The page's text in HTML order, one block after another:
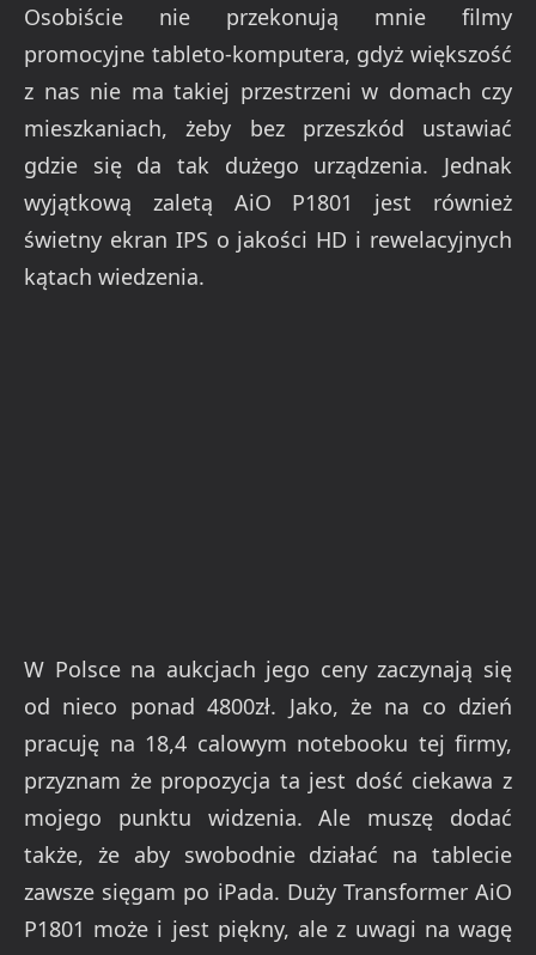
Osobiście nie przekonują mnie filmy
promocyjne tableto-komputera, gdyż większość
z nas nie ma takiej przestrzeni w domach czy
mieszkaniach, żeby bez przeszkód ustawiać
gdzie się da tak dużego urządzenia. Jednak
wyjątkową zaletą AiO P1801 jest również
świetny ekran IPS o jakości HD i rewelacyjnych
kątach wiedzenia.
W Polsce na aukcjach jego ceny zaczynają się
od nieco ponad 4800zł. Jako, że na co dzień
pracuję na 18,4 calowym notebooku tej firmy,
przyznam że propozycja ta jest dość ciekawa z
mojego punktu widzenia. Ale muszę dodać
także, że aby swobodnie działać na tablecie
zawsze sięgam po iPada. Duży Transformer AiO
P1801 może i jest piękny, ale z uwagi na wagę